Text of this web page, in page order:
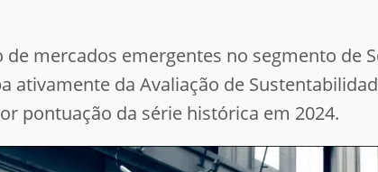
de mercados emergentes no segmento de
ativamente da Avaliação de
pontuação da série histórica em 2024.